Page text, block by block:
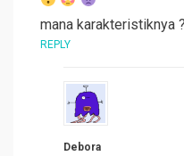
mana karakteristiknya
REPLY
Debora